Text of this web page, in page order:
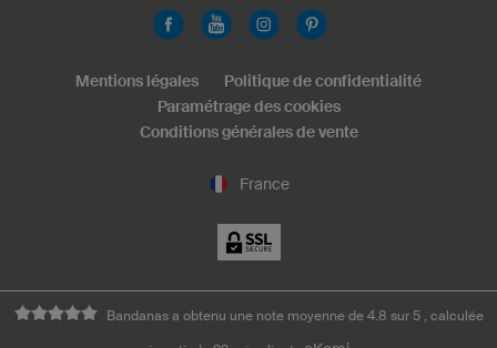
France
Mentions légales
Politique de confidentialité
Paramétrage des cookies
Conditions générales de vente
Bandanas a obtenu une note moyenne de 4.8 sur 5 , calculée